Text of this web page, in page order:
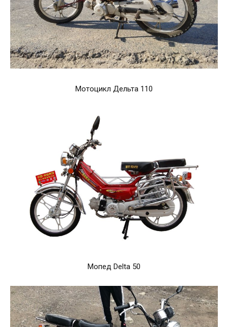
Мотоцикл Дельта 110
Мопед Delta 50